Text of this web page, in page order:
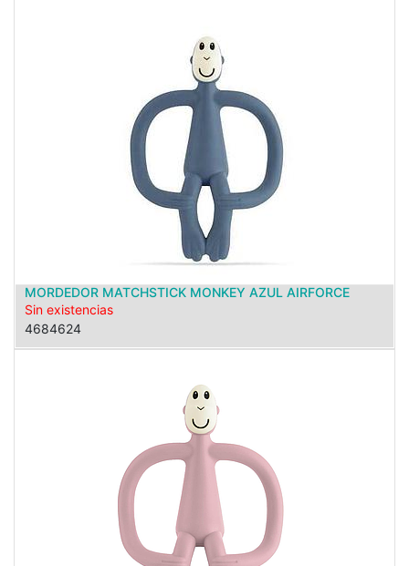
MORDEDOR MATCHSTICK MONKEY AZUL AIRFORCE
Sin existencias
4684624